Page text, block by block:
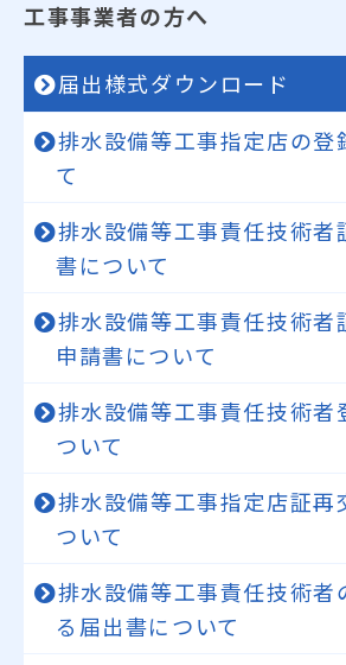
⼯事事業者の⽅へ
届出様式ダウンロード
排水設備等工事指定店の登
て
排水設備等工事責任技術者
書について
排水設備等工事責任技術者
申請書について
排水設備等工事責任技術者
ついて
排水設備等工事指定店証再
ついて
排水設備等工事責任技術者
る届出書について